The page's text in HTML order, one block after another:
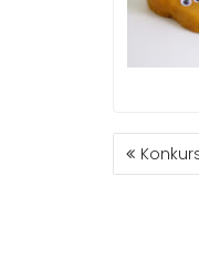
WPISU